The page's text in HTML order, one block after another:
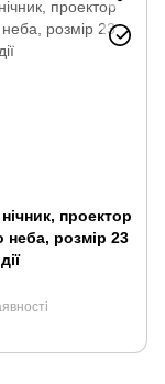
проектор
неба, розмір 23